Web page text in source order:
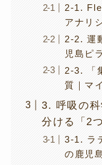
2-1.
アナリ
2-2. 運
児島ピ
2-3. 「
質｜マ
3. 呼吸の
分ける「2
3-1. ラ
の鹿児